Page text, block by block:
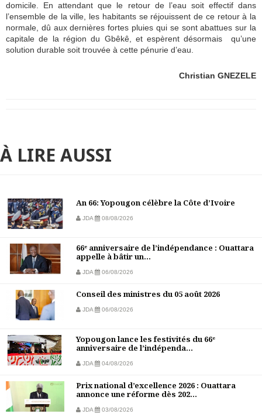
domicile. En attendant que le retour de l’eau soit effectif dans
l’ensemble de la ville, les habitants se réjouissent de ce retour à la
normale, dû aux dernières fortes pluies qui se sont abattues sur la
capitale de la région du Gbêkê, et espèrent désormais qu’une
solution durable soit trouvée à cette pénurie d’eau.
Christian GNEZELE
À LIRE AUSSI
An 66: Yopougon célèbre la Côte d’Ivoire
JDA 08/08/2026
66ᵉ anniversaire de l’indépendance : Ouattara
appelle à bâtir un...
JDA 06/08/2026
Conseil des ministres du 05 août 2026
JDA 06/08/2026
Yopougon lance les festivités du 66ᵉ
anniversaire de l’indépenda...
JDA 04/08/2026
Prix national d’excellence 2026 : Ouattara
annonce une réforme dès 202...
JDA 03/08/2026